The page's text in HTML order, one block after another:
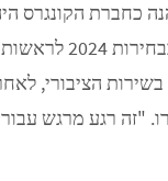
מתמודדת
הציבורי,
"זה רגע מרגש